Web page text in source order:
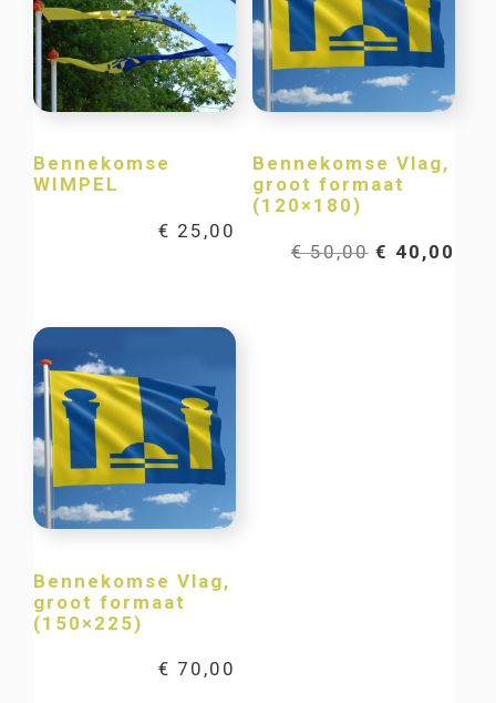
Bennekomse
WIMPEL
€ 25,00
Bennekomse Vlag,
groot formaat
(120×180)
€50,00 € 40,00
Bennekomse Vlag,
groot formaat
(150×225)
€ 70,00